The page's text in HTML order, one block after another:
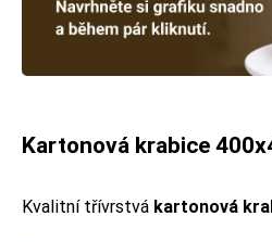
Kartonová krabice
Kvalitní třívrstvá kartonová